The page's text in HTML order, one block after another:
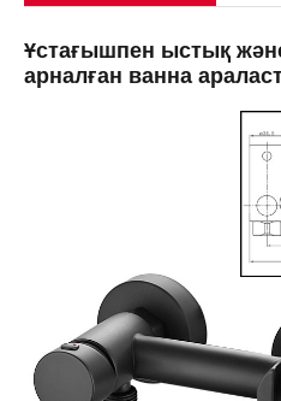
Ұстағышпен ыстық
арналған ванна